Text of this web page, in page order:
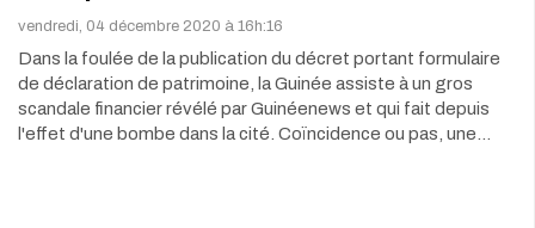
vendredi, 04 décembre 2020 à 16h:16
Dans la foulée de la publication du décret portant formulaire
de déclaration de patrimoine, la Guinée assiste à un gros
scandale financier révélé par Guinéenews et qui fait depuis
l'effet d'une bombe dans la cité. Coïncidence ou pas, une…